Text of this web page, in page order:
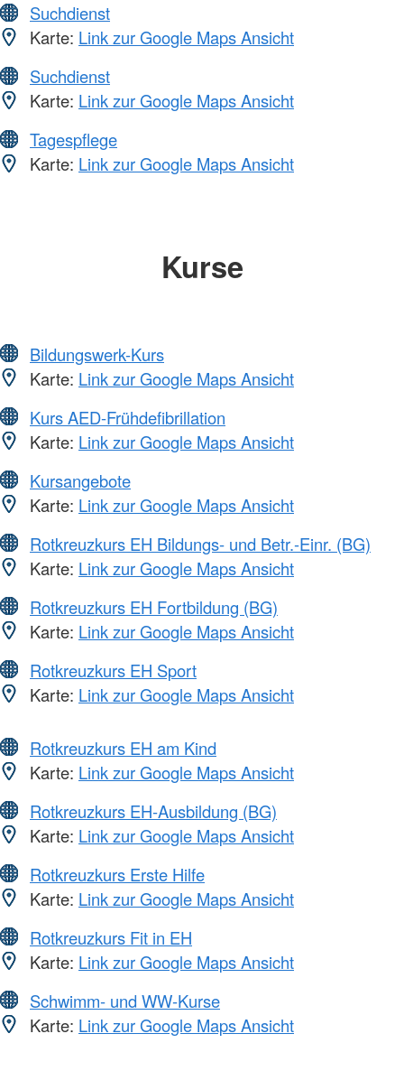
Suchdienst
Karte: Link zur Google Maps Ansicht
Suchdienst
Karte: Link zur Google Maps Ansicht
Tagespflege
Karte: Link zur Google Maps Ansicht
Kurse
Bildungswerk-Kurs
Karte: Link zur Google Maps Ansicht
Kurs AED-Frühdefibrillation
Karte: Link zur Google Maps Ansicht
Kursangebote
Karte: Link zur Google Maps Ansicht
Rotkreuzkurs EH Bildungs- und Betr.-Einr. (BG)
Karte: Link zur Google Maps Ansicht
Rotkreuzkurs EH Fortbildung (BG)
Karte: Link zur Google Maps Ansicht
Rotkreuzkurs EH Sport
Karte: Link zur Google Maps Ansicht
Rotkreuzkurs EH am Kind
Karte: Link zur Google Maps Ansicht
Rotkreuzkurs EH-Ausbildung (BG)
Karte: Link zur Google Maps Ansicht
Rotkreuzkurs Erste Hilfe
Karte: Link zur Google Maps Ansicht
Rotkreuzkurs Fit in EH
Karte: Link zur Google Maps Ansicht
Schwimm- und WW-Kurse
Karte: Link zur Google Maps Ansicht